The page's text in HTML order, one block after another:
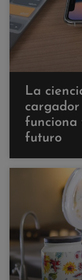
La
funciona
futuro